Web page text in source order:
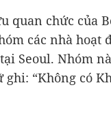
quan chức của
các nhà
Seoul. Nhóm
ghi: “Không có